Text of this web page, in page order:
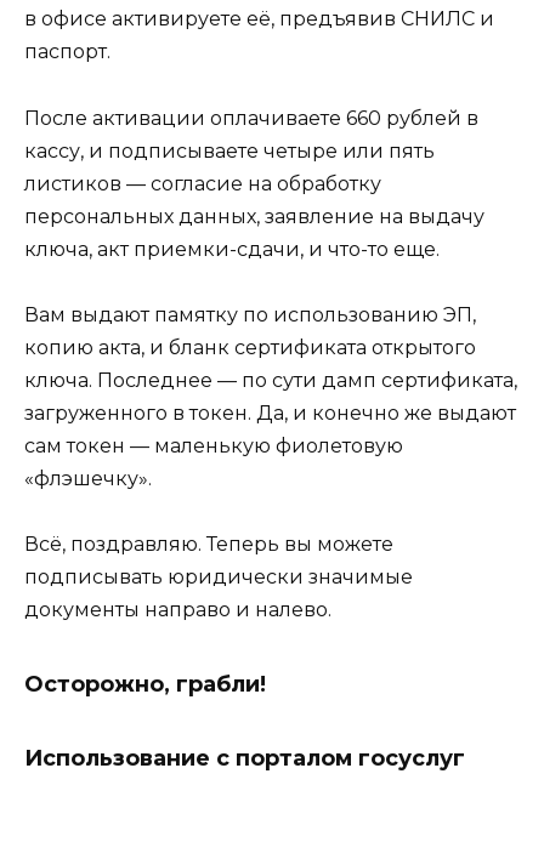
в офисе активируете её, предъявив СНИЛС и
паспорт.
После активации оплачиваете 660 рублей в
кассу, и подписываете четыре или пять
листиков — согласие на обработку
персональных данных, заявление на выдачу
ключа, акт приемки-сдачи, и что-то еще.
Вам выдают памятку по использованию ЭП,
копию акта, и бланк сертификата открытого
ключа. Последнее — по сути дамп сертификата,
загруженного в токен. Да, и конечно же выдают
сам токен — маленькую фиолетовую
«флэшечку».
Всё, поздравляю. Теперь вы можете
подписывать юридически значимые
документы направо и налево.
Осторожно, грабли!
Использование с порталом госуслуг